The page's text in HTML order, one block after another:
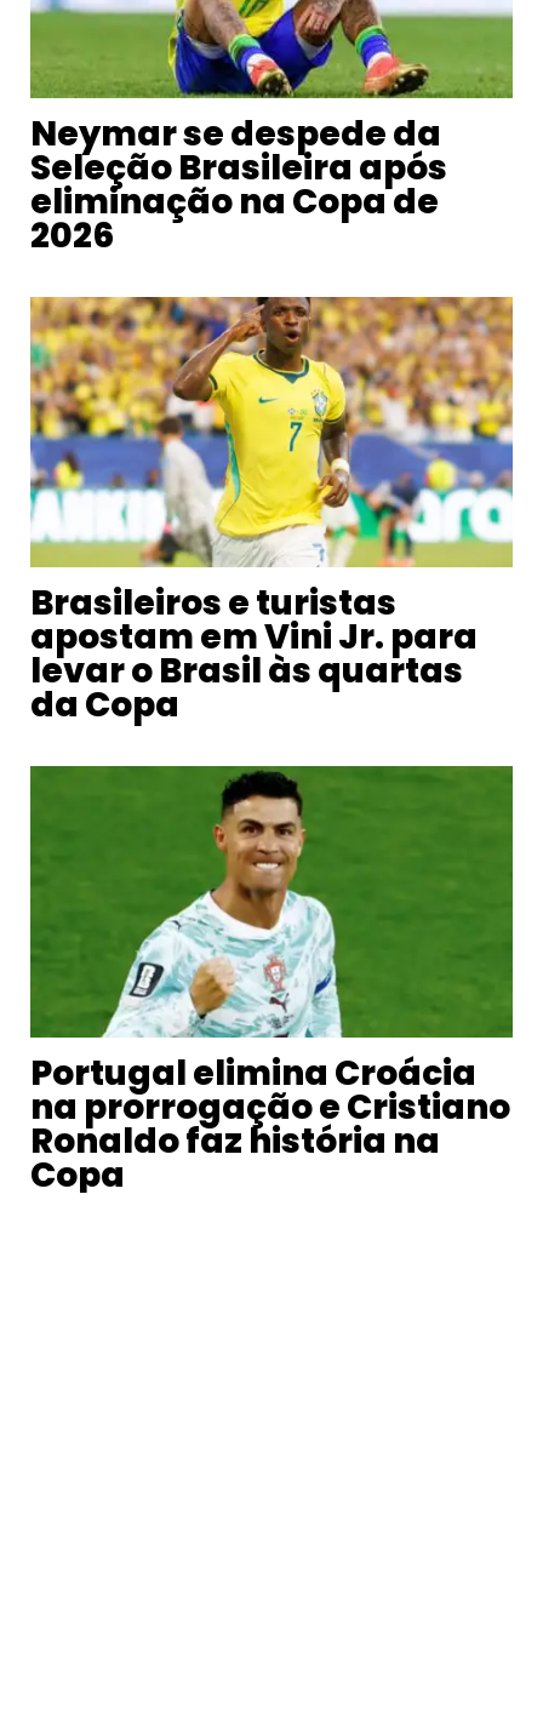
Neymar se despede da
Seleção Brasileira após
eliminação na Copa de
2026
Brasileiros e turistas
apostam em Vini Jr. para
levar o Brasil às quartas
da Copa
Portugal elimina Croácia
na prorrogação e Cristiano
Ronaldo faz história na
Copa